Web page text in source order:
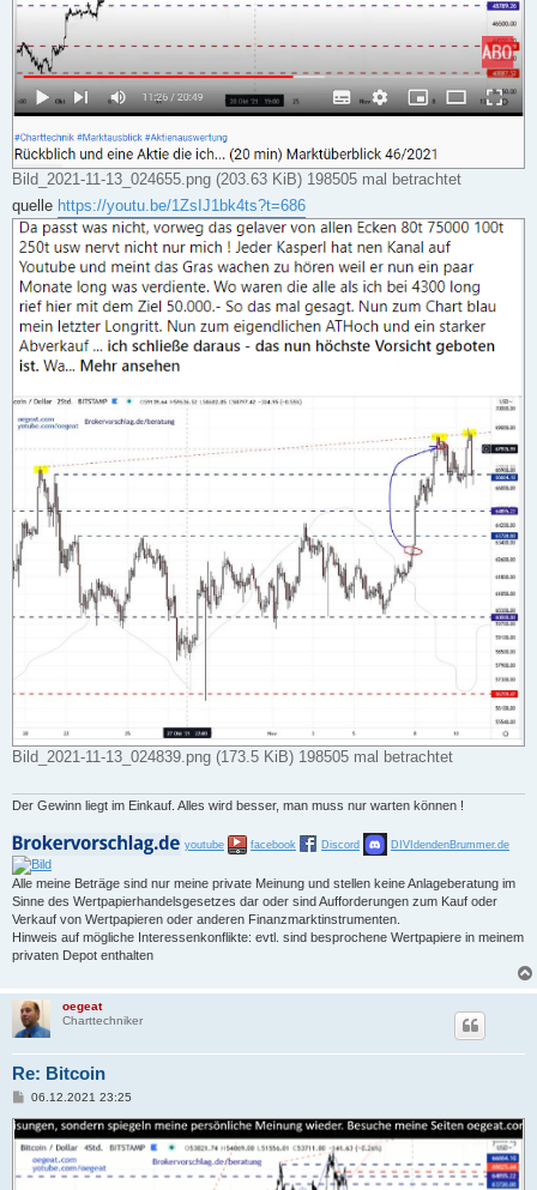
Bild_2021-11-13_024655.png (203.63 KiB) 198505 mal betrachtet
quelle https://youtu.be/1ZsIJ1bk4ts?t=686
Bild_2021-11-13_024839.png (173.5 KiB) 198505 mal betrachtet
Der Gewinn liegt im Einkauf. Alles wird besser, man muss nur warten können !
youtube facebook Discord DIVIdendenBrummer.de
Alle meine Beträge sind nur meine private Meinung und stellen keine Anlageberatung im
Sinne des Wertpapierhandelsgesetzes dar oder sind Aufforderungen zum Kauf oder
Verkauf von Wertpapieren oder anderen Finanzmarktinstrumenten.
Hinweis auf mögliche Interessenkonflikte: evtl. sind besprochene Wertpapiere in meinem
privaten Depot enthalten
oegeat
Charttechniker
Re: Bitcoin
B
i
t
r
a
g
06.12.2021 23:25